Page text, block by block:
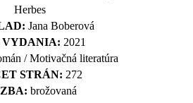
Herbes
Jana Boberová
VYDANIA: 2021
/ Motivačná literatúra
STRÁN: 272
brožovaná